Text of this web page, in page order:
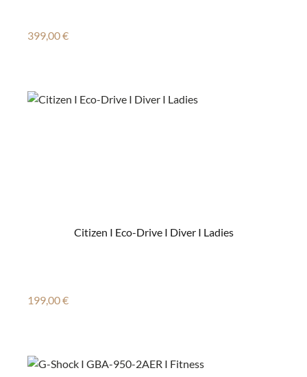
Regulärer Preis:
399,00 €
Citizen I Eco-Drive I Diver I Ladies
Regulärer Preis:
199,00 €